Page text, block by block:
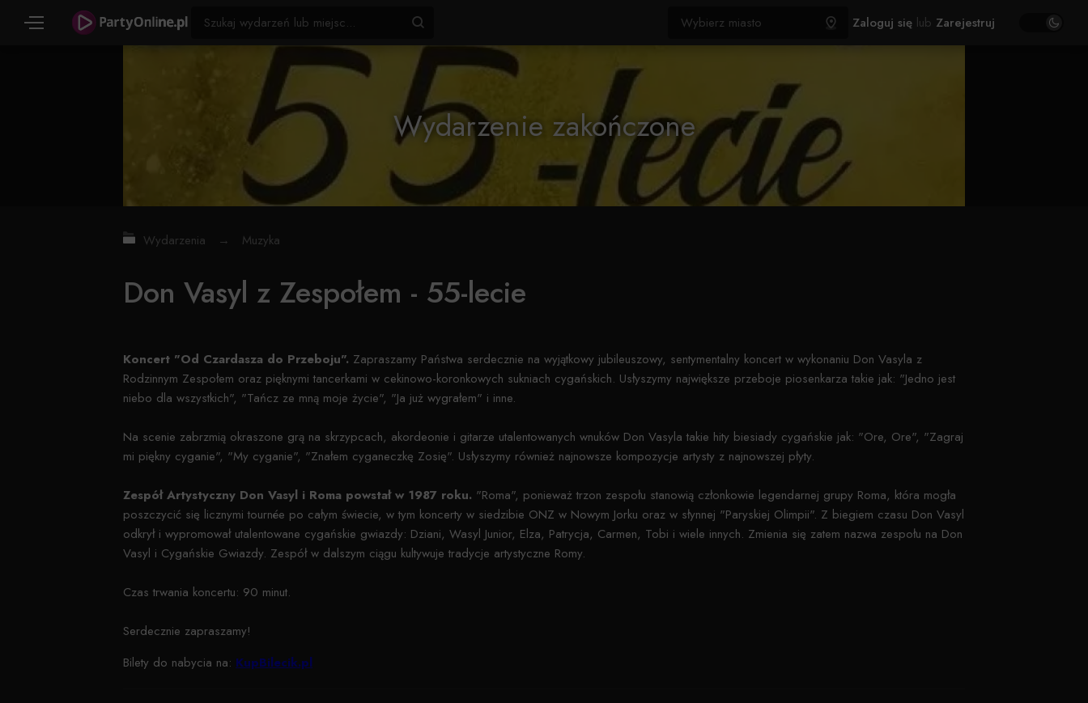
Zaloguj się lub Zarejestruj
Wydarzenie zakończone
Wydarzenia → Muzyka
Don Vasyl z Zespołem - 55-lecie
Koncert "Od Czardasza do Przeboju". Zapraszamy Państwa serdecznie na wyjątkowy jubileuszowy, sentymentalny koncert w wykonaniu Don Vasyla z
Rodzinnym Zespołem oraz pięknymi tancerkami w cekinowo-koronkowych sukniach cygańskich. Usłyszymy największe przeboje piosenkarza takie jak: "Jedno jest
niebo dla wszystkich", "Tańcz ze mną moje życie", "Ja już wygrałem" i inne.
Na scenie zabrzmią okraszone grą na skrzypcach, akordeonie i gitarze utalentowanych wnuków Don Vasyla takie hity biesiady cygańskie jak: "Ore, Ore", "Zagraj
mi piękny cyganie", "My cyganie", "Znałem cyganeczkę Zosię". Usłyszymy również najnowsze kompozycje artysty z najnowszej płyty.
Zespół Artystyczny Don Vasyl i Roma powstał w 1987 roku. "Roma", ponieważ trzon zespołu stanowią członkowie legendarnej grupy Roma, która mogła
poszczycić się licznymi tournée po całym świecie, w tym koncerty w siedzibie ONZ w Nowym Jorku oraz w słynnej "Paryskiej Olimpii". Z biegiem czasu Don Vasyl
odkrył i wypromował utalentowane cygańskie gwiazdy: Dziani, Wasyl Junior, Elza, Patrycja, Carmen, Tobi i wiele innych. Zmienia się zatem nazwa zespołu na Don
Vasyl i Cygańskie Gwiazdy. Zespół w dalszym ciągu kultywuje tradycje artystyczne Romy.
Czas trwania koncertu: 90 minut.
Serdecznie zapraszamy!
Bilety do nabycia na: KupBilecik.pl